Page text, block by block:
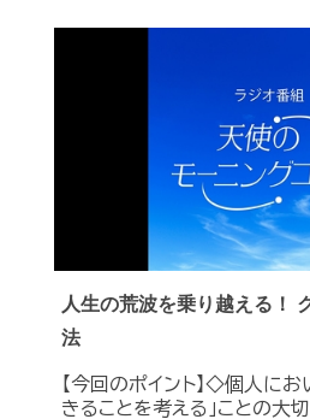
人生の荒波を乗り越える！
法
【今回のポイント】◇個人に
きることを考える」ことの大